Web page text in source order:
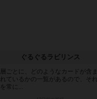
ぐるぐるラビリンス
層ごとに、どのようなカードが含ま
れているかの一覧があるので、それ
を常に...